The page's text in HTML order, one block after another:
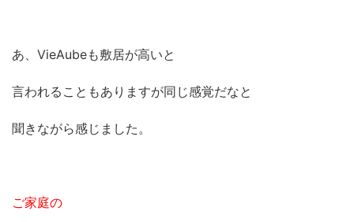
あ、VieAubeも敷居が高いと
言われることもありますが同じ感覚だなと
聞きながら感じました。
ご家庭の